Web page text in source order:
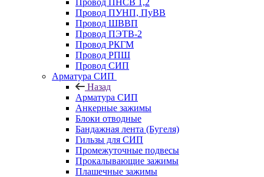
Провод ПНСВ 1,2
Провод ПУНП, ПуВВ
Провод ШВВП
Провод ПЭТВ-2
Провод РКГМ
Провод РПШ
Провод СИП
Арматура СИП
Назад
Арматура СИП
Анкерные зажимы
Блоки отводные
Бандажная лента (Бугеля)
Гильзы для СИП
Промежуточные подвесы
Прокалывающие зажимы
Плашечные зажимы